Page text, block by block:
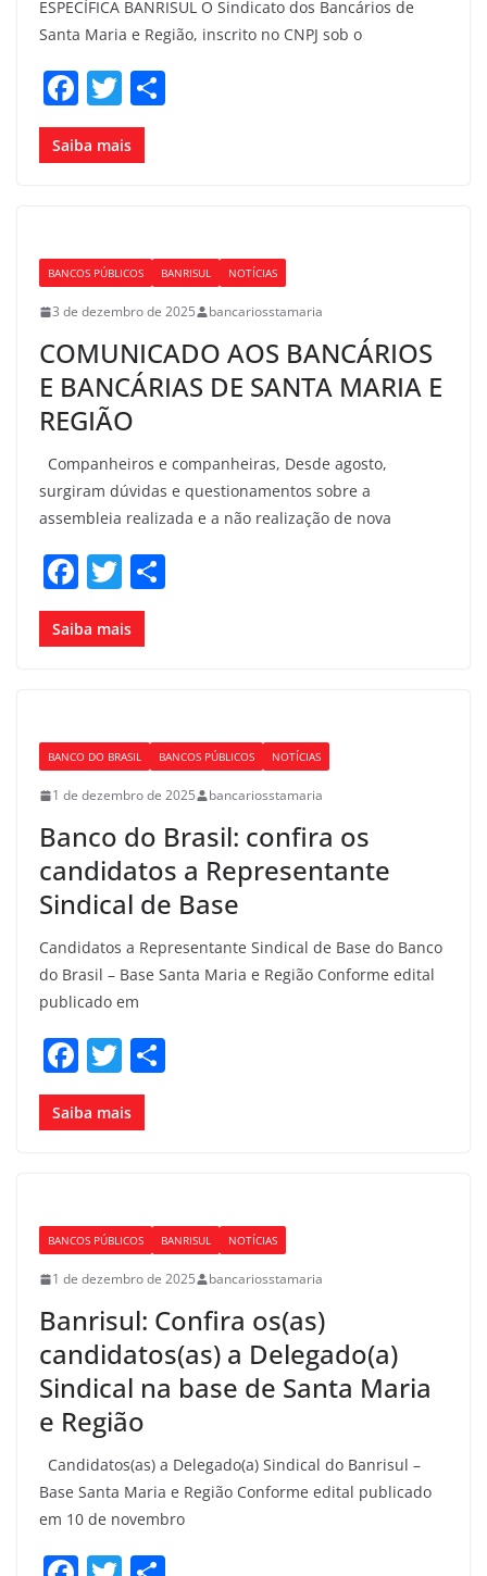
ESPECÍFICA BANRISUL O Sindicato dos Bancários de
Santa Maria e Região, inscrito no CNPJ sob o
F
a
c
o
o
k
T
w
itt
Saiba mais
BANCOS PÚBLICOS BANRISUL NOTÍCIAS
3 de dezembro de 2025 bancariosstamaria
COMUNICADO AOS BANCÁRIOS
E BANCÁRIAS DE SANTA MARIA E
REGIÃO
Companheiros e companheiras, Desde agosto,
surgiram dúvidas e questionamentos sobre a
assembleia realizada e a não realização de nova
F
a
c
o
o
k
T
w
itt
Saiba mais
BANCO DO BRASIL BANCOS PÚBLICOS NOTÍCIAS
1 de dezembro de 2025 bancariosstamaria
Banco do Brasil: confira os
candidatos a Representante
Sindical de Base
Candidatos a Representante Sindical de Base do Banco
do Brasil – Base Santa Maria e Região Conforme edital
publicado em
F
a
c
o
o
k
T
w
itt
Saiba mais
BANCOS PÚBLICOS BANRISUL NOTÍCIAS
1 de dezembro de 2025 bancariosstamaria
Banrisul: Confira os(as)
candidatos(as) a Delegado(a)
Sindical na base de Santa Maria
e Região
Candidatos(as) a Delegado(a) Sindical do Banrisul –
Base Santa Maria e Região Conforme edital publicado
em 10 de novembro